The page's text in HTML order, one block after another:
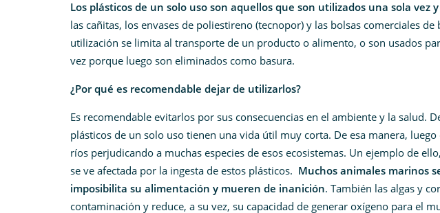
Los plásticos de un solo uso son aquellos que son utilizados una sola vez
las cañitas, los envases de poliestireno (tecnopor) y las bolsas comerciales
utilización se limita al transporte de un producto o alimento, o son usados
vez porque luego son eliminados como basura.
¿Por qué es recomendable dejar de utilizarlos?
Es recomendable evitarlos por sus consecuencias en el ambiente y la salud.
plásticos de un solo uso tienen una vida útil muy corta. De esa manera,
ríos perjudicando a muchas especies de esos ecosistemas. Un ejemplo de
se ve afectada por la ingesta de estos plásticos. Muchos animales marinos
imposibilita su alimentación y mueren de inanición. También las algas y
contaminación y reduce, a su vez, su capacidad de generar oxígeno para el